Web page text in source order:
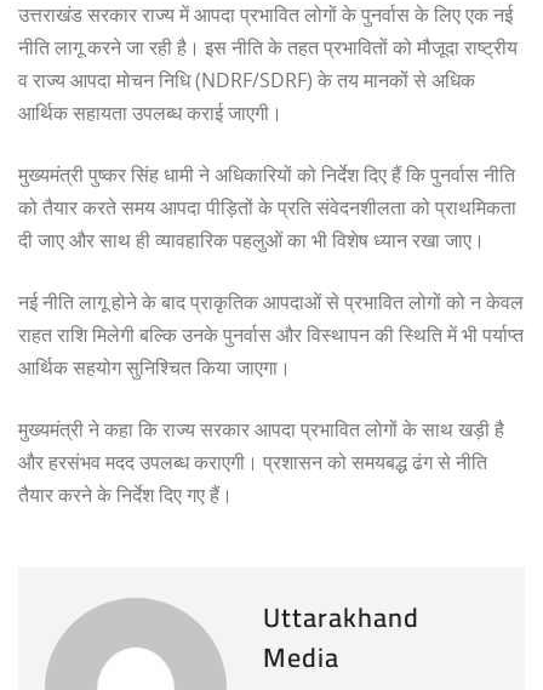
उत्तराखंड सरकार राज्य में आपदा प्रभावित लोगों के पुनर्वास के लिए एक नई
नीति लागू करने जा रही है। इस नीति के तहत प्रभावितों को मौजूदा राष्ट्रीय
व राज्य आपदा मोचन निधि (NDRF/SDRF) के तय मानकों से अधिक
आर्थिक सहायता उपलब्ध कराई जाएगी।
मुख्यमंत्री पुष्कर सिंह धामी ने अधिकारियों को निर्देश दिए हैं कि पुनर्वास नीति
को तैयार करते समय आपदा पीड़ितों के प्रति संवेदनशीलता को प्राथमिकता
दी जाए और साथ ही व्यावहारिक पहलुओं का भी विशेष ध्यान रखा जाए।
नई नीति लागू होने के बाद प्राकृतिक आपदाओं से प्रभावित लोगों को न केवल
राहत राशि मिलेगी बल्कि उनके पुनर्वास और विस्थापन की स्थिति में भी पर्याप्त
आर्थिक सहयोग सुनिश्चित किया जाएगा।
मुख्यमंत्री ने कहा कि राज्य सरकार आपदा प्रभावित लोगों के साथ खड़ी है
और हरसंभव मदद उपलब्ध कराएगी। प्रशासन को समयबद्ध ढंग से नीति
तैयार करने के निर्देश दिए गए हैं।
Uttarakhand
Media